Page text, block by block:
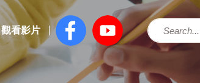
觀看影片